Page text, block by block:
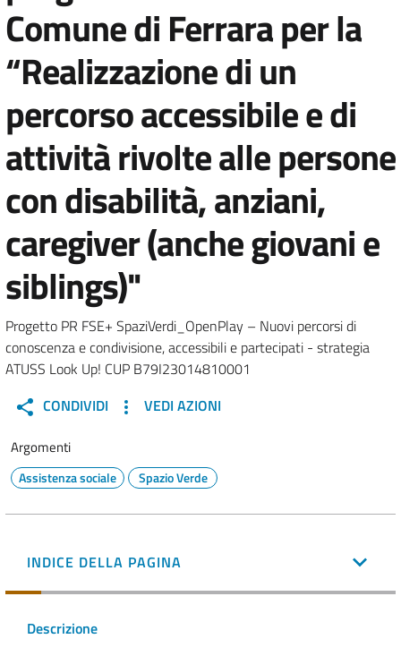
Comune di Ferrara per la
“Realizzazione di un
percorso accessibile e di
attività rivolte alle persone
con disabilità, anziani,
caregiver (anche giovani e
siblings)"
Progetto PR FSE+ SpaziVerdi_OpenPlay – Nuovi percorsi di
conoscenza e condivisione, accessibili e partecipati - strategia
ATUSS Look Up! CUP B79I23014810001
CONDIVIDI
VEDI AZIONI
Argomenti
Assistenza sociale Spazio Verde
INDICE DELLA PAGINA
Descrizione